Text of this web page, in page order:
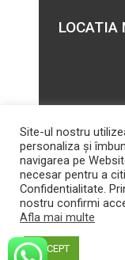
LOCATIA
© Copyright 2024
Site-ul nostru
personaliza și
navigarea pe
necesar pentru a
Confidentialitate.
nostru confirmi
Afla mai multe
ACCEPT